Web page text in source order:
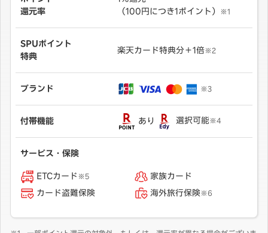
還元率
（100円につき1ポイント）
※1
SPUポイント
特典
楽天カード特典分＋1倍※2
ブランド ※3
付帯機能 あり 選択可能※4
サービス・保険
ETCカード ※5
家族カード
カード盗難保険
海外旅行保険※6